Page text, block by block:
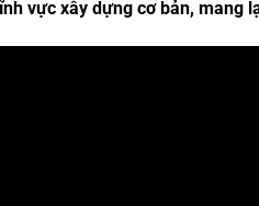
vực xây dựng cơ bản, mang